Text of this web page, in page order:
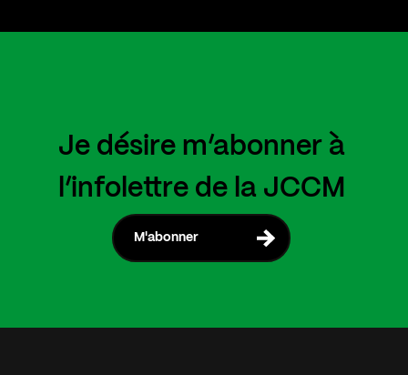
Je désire m’abonner à
l’infolettre de la JCCM
M'abonner